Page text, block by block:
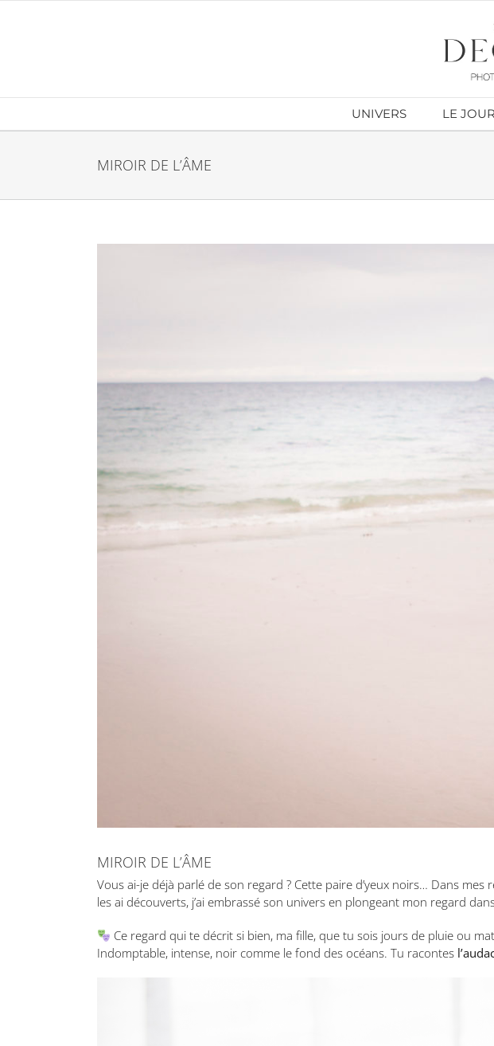
UNIVERS LE
MIROIR DE L’ÂME
MIROIR DE L’ÂME
Vous ai-je déjà parlé de son regard ? Cette paire d’yeux noirs… Dans
les ai découverts, j’ai embrassé son univers en plongeant mon regard
Ce regard qui te décrit si bien, ma fille, que tu sois jours de pluie ou
Indomptable, intense, noir comme le fond des océans. Tu racontes